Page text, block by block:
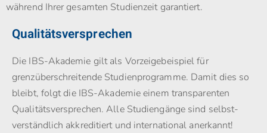
während Ihrer gesamten Studienzeit garantiert.
Qualitätsversprechen
Die IBS-Akademie gilt als Vorzeigebeispiel für
grenzüberschreitende Studienprogramme. Damit dies so
bleibt, folgt die IBS-Akademie einem transparenten
Qualitätsversprechen. Alle Studiengänge sind selbst­
verständlich akkreditiert und international anerkannt!